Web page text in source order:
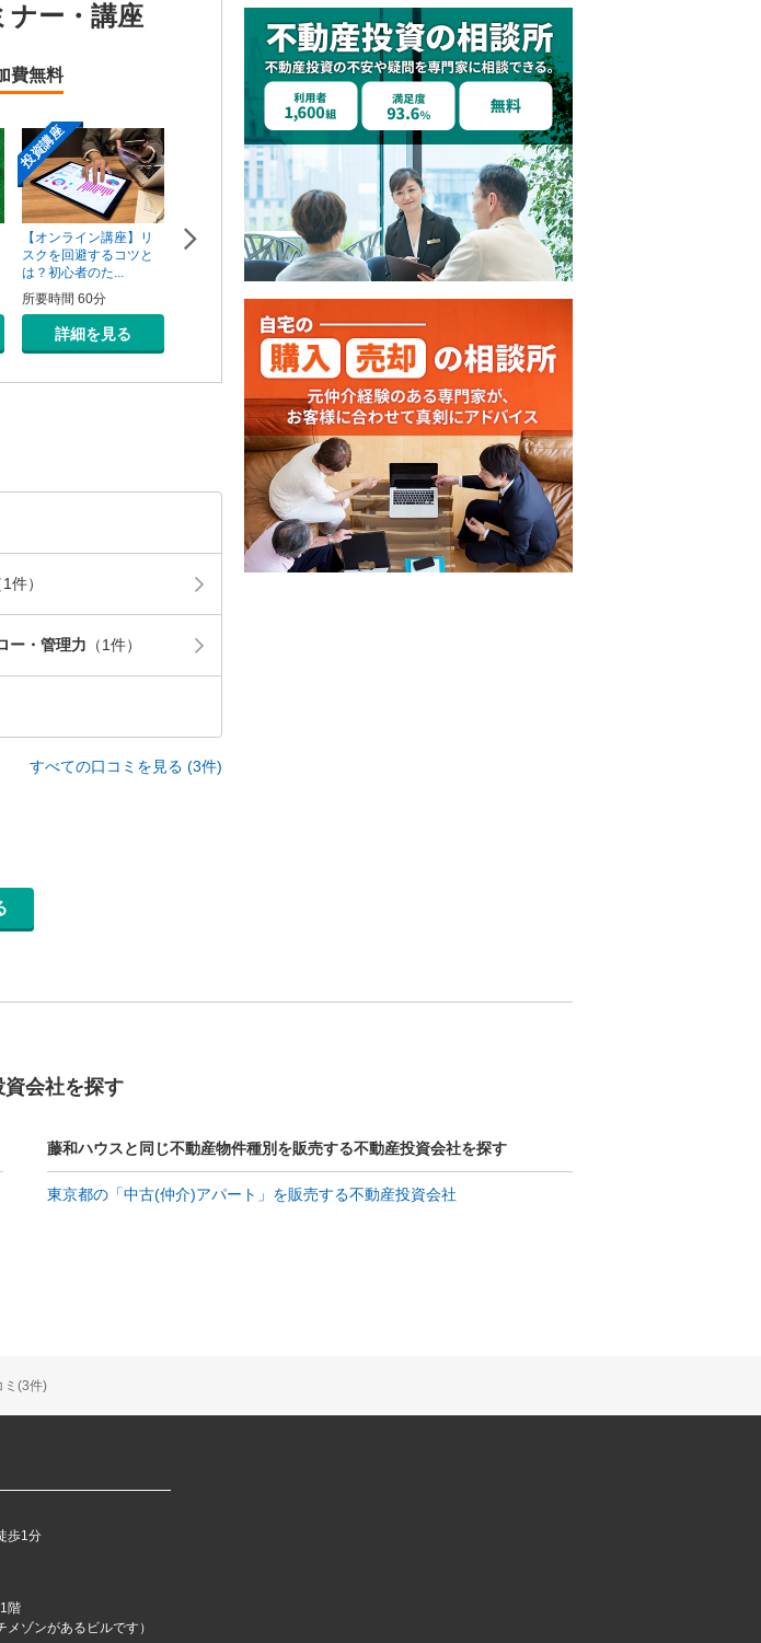
ナー・講座
費無料
投資講座
【オンライン講座】リ
スクを回避するコツと
は？初心者のた...
所要時間 60分
詳細を見る
【オンライン講座】投
資用不動産の売り時・
所要時間 60分
詳細を見る
投資講座
【オンライン講座】次
の一手はどうすべき？
投資用不動産の...
所要時間 60分
詳細を見る
投資講座
【オンライン講座】購
入から運用・売却まで
の流れを解説！...
所要時間 60分
1件）
ー・管理力 （1件）
すべての口コミを見る (3件)
資会社を探す
藤和ハウスと同じ不動産物件種別を販売する不動産投資会社を探す
東京都の「中古(仲介)アパート」を販売する不動産投資会社
ミ(3件)
歩1分
階
メゾンがあるビルです）